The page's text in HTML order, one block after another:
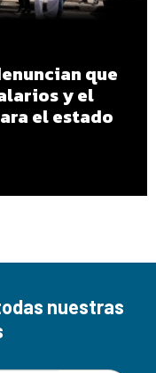
que
y el
el estado
nuestras